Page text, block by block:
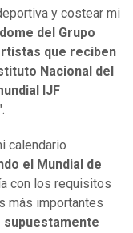
y costear mi
del Grupo
que reciben
Nacional del
IJF
calendario
el Mundial de
con los requisitos
más importantes
supuestamente